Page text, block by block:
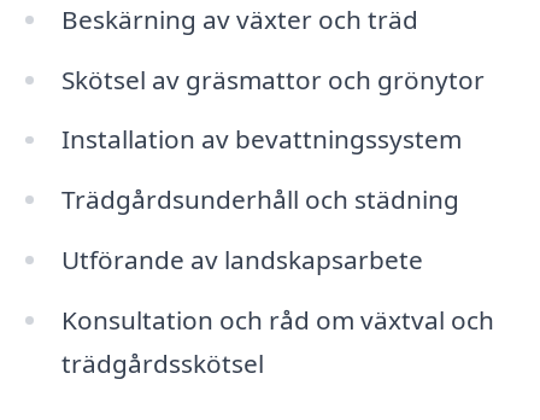
Beskärning av växter och träd
Skötsel av gräsmattor och grönytor
Installation av bevattningssystem
Trädgårdsunderhåll och städning
Utförande av landskapsarbete
Konsultation och råd om växtval och
trädgårdsskötsel